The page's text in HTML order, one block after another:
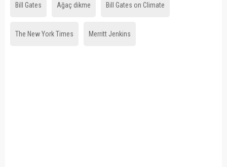
Bill Gates Ağaç dikme Bill Gates on Climate
The New York Times Merritt Jenkins